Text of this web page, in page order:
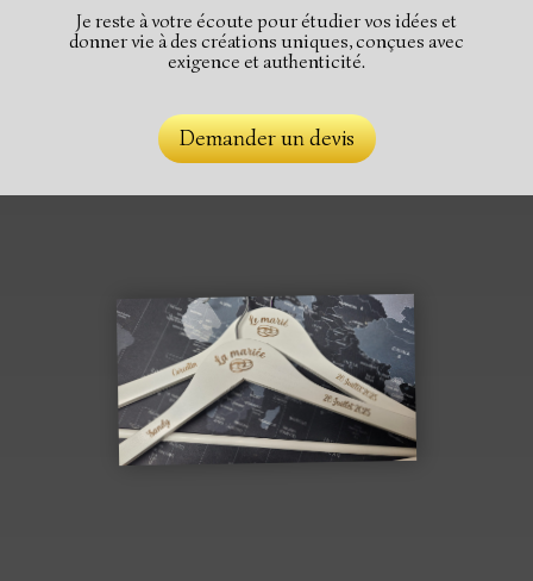
Je reste à votre écoute pour étudier vos idées et
donner vie à des créations uniques, conçues avec
exigence et authenticité.
Demander un devis